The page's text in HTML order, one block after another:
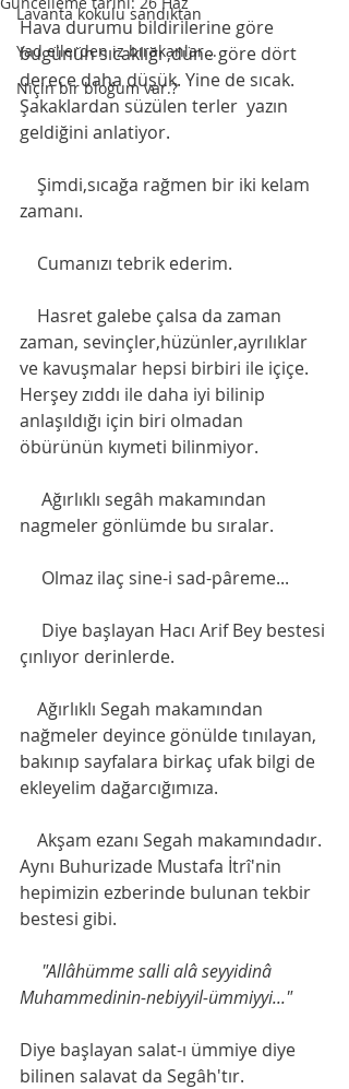
Lavanta kokulu sandıktan
Yad ellerden iz bırakanlar...
Niçin bir bloğum var.?
Hava durumu bildirilerine göre
bugünün sıcaklığı ,düne göre dört
derece daha düşük. Yine de sıcak.
Şakaklardan süzülen terler  yazın
geldiğini anlatiyor.
zamanı.
Cumanızı tebrik ederim.
zaman, sevinçler,hüzünler,ayrılıklar
ve kavuşmalar hepsi birbiri ile içiçe.
Herşey zıddı ile daha iyi bilinip
anlaşıldığı için biri olmadan
öbürünün kıymeti bilinmiyor.
nagmeler gönlümde bu sıralar.
Olmaz ilaç sine-i sad-pâreme...
çınlıyor derinlerde.
nağmeler deyince gönülde tınılayan,
bakınıp sayfalara birkaç ufak bilgi de
ekleyelim dağarcığımıza.
Aynı Buhurizade Mustafa İtrî'nin
hepimizin ezberinde bulunan tekbir
bestesi gibi.
"Allâhümme salli alâ seyyidinâ
Muhammedinin-nebiyyil-ümmiyyi..."
Diye başlayan salat-ı ümmiye diye
bilinen salavat da Segâh'tır.